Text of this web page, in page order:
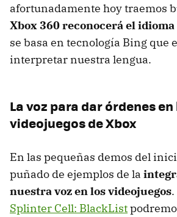
afortunadamente hoy traemos
Xbox 360 reconocerá el idioma
se basa en tecnología Bing que
interpretar nuestra lengua.
La voz para dar órdenes
videojuegos de Xbox
En las pequeñas demos del
puñado de ejemplos de la
nuestra voz en los videojuegos
Splinter Cell: BlackList